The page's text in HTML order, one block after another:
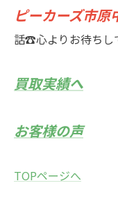
ピーカーズ市原
話☎心よりお待ちし
買取実績へ
お客様の声
TOPページへ